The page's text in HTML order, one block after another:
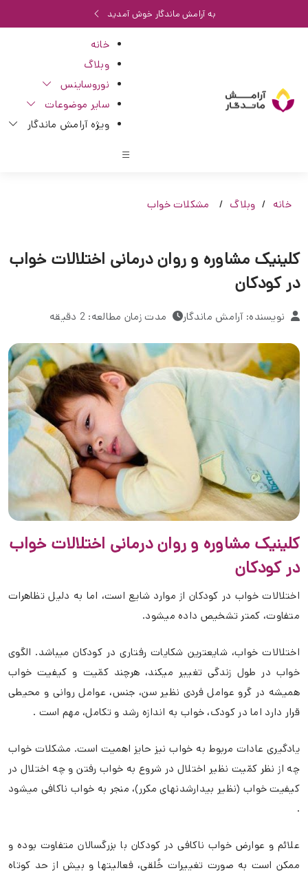
به آرامش ماندگار خوش آمدید
خانه
وبلاگ
نوروساینس
سایر موضوعات
ویژه آرامش ماندگار
خانه وبلاگ مشکلات خواب
کلینیک مشاوره و روان درمانی اختلالات خواب
در کودکان
نویسنده: آرامش ماندگار مدت زمان مطالعه: 2 دقیقه
کلینیک مشاوره و روان درمانی اختلالات خواب
در کودکان
اختلالات خواب در کودکان از موارد شایع است، اما به دلیل تظاهرات
متفاوت، کمتر تشخیص داده میشود.
اختلالات خواب، شایعترین شکایات رفتاری در کودکان میباشد. الگوی
خواب در طول زندگی تغییر میکند، هرچند کمّیت و کیفیت خواب
همیشه در گرو عوامل فردی نظیر سن، جنس، عوامل روانی و محیطی
قرار دارد اما در کودک، خواب به اندازه رشد و تکامل، مهم است .
یادگیری عادات مربوط به خواب نیز حایز اهمیت است. مشکلات خواب
چه از نظر کمّیت نظیر اختلال در شروع به خواب رفتن و چه اختلال در
کیفیت خواب (نظیر بیدارشدنهای مکرر)، منجر به خواب ناکافی میشود
.
علائم و عوارض خواب ناکافی در کودکان با بزرگسالان متفاوت بوده و
ممکن است به صورت تغییرات خُلقی، فعالیتها و بیش از حد کوتاه